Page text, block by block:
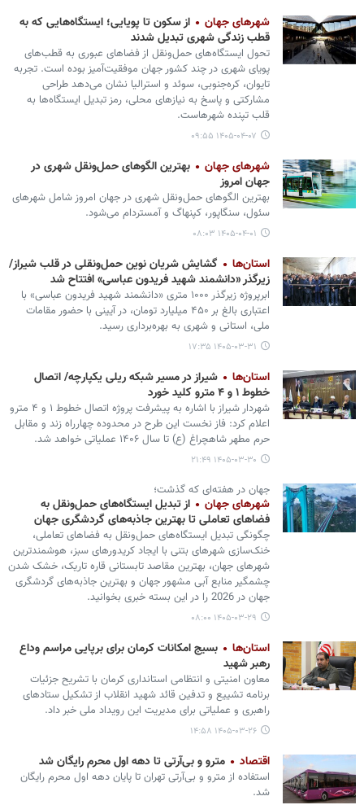
شهرهای جهان
از سکون تا پویایی؛ ایستگاه‌هایی که به
قطب زندگی شهری تبدیل شدند
تحول ایستگاه‌های حمل‌ونقل از فضاهای عبوری به قطب‌های
پویای شهری در چند کشور جهان موفقیت‌آمیز بوده است. تجربه
تایوان، کره‌جنوبی، سوئد و استرالیا نشان می‌دهد طراحی
مشارکتی و پاسخ به نیازهای محلی، رمز تبدیل ایستگاه‌ها به
قلب تپنده شهرهاست.
۱۴۰۵-۰۴-۰۷ ۰۹:۵۵
شهرهای جهان
بهترین الگوهای حمل‌ونقل شهری در
جهان امروز
بهترین الگوهای حمل‌ونقل شهری در جهان امروز شامل شهرهای
سئول، سنگاپور، کپنهاگ و آمستردام می‌شود.
۱۴۰۵-۰۴-۰۱ ۰۸:۰۳
استان‌ها
گشایش شریان نوین حمل‌ونقلی در قلب شیراز/
زیرگذر «دانشمند شهید فریدون عباسی» افتتاح شد
ابرپروژه زیرگذر ۱۰۰۰ متری «دانشمند شهید فریدون عباسی» با
اعتباری بالغ بر ۴۵۰ میلیارد تومان، در آیینی با حضور مقامات
ملی، استانی و شهری به بهره‌برداری رسید.
۱۴۰۵-۰۳-۳۱ ۱۷:۳۵
استان‌ها
شیراز در مسیر شبکه ریلی یکپارچه/ اتصال
خطوط ۱ و ۴ مترو کلید خورد
شهردار شیراز با اشاره به پیشرفت پروژه اتصال خطوط ۱ و ۴ مترو
اعلام کرد: فاز نخست این طرح در محدوده چهارراه زند و مقابل
حرم مطهر شاهچراغ (ع) تا سال ۱۴۰۶ عملیاتی خواهد شد.
۱۴۰۵-۰۳-۳۰ ۲۱:۴۹
جهان در هفته‌ای که گذشت؛
شهرهای جهان
از تبدیل ایستگاه‌های حمل‌ونقل به
فضاهای تعاملی تا بهترین جاذبه‌های گردشگری جهان
چگونگی تبدیل ایستگاه‌های حمل‌ونقل به فضاهای تعاملی،
خنک‌سازی شهرهای بتنی با ایجاد کریدورهای سبز، هوشمندترین
شهرهای جهان، بهترین مقاصد تابستانی قاره تاریک، خشک‌ شدن
چشمگیر منابع آبی مشهور جهان و بهترین جاذبه‌های گردشگری
جهان در 2026 را در این بسته خبری بخوانید.
۱۴۰۵-۰۳-۲۹ ۰۸:۰۰
استان‌ها
بسیج امکانات کرمان برای برپایی مراسم وداع
رهبر شهید
معاون امنیتی و انتظامی استانداری کرمان با تشریح جزئیات
برنامه تشییع و تدفین قائد شهید انقلاب از تشکیل ستادهای
راهبری و عملیاتی برای مدیریت این رویداد ملی خبر داد.
۱۴۰۵-۰۳-۲۶ ۱۴:۵۸
اقتصاد مترو و بی‌آرتی تا دهه اول محرم رایگان شد
استفاده از مترو و بی‌آرتی تهران تا پایان دهه اول محرم رایگان
شد.